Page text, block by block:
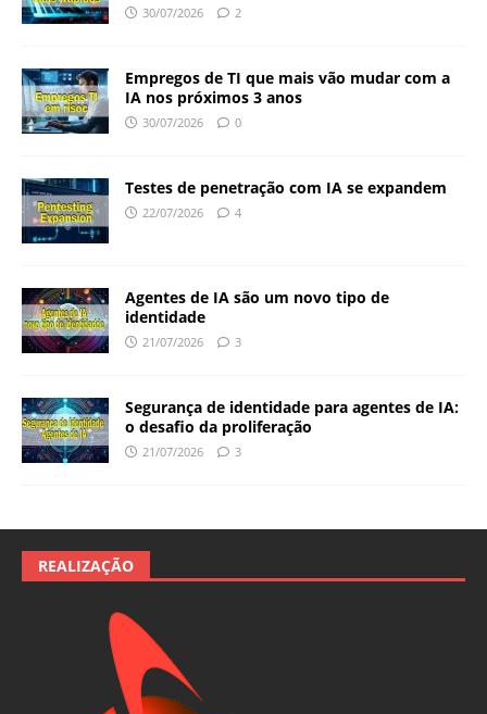
30/07/2026 2
Empregos de TI que mais vão mudar com a
IA nos próximos 3 anos
30/07/2026 0
Testes de penetração com IA se expandem
22/07/2026 4
Agentes de IA são um novo tipo de
identidade
21/07/2026 3
Segurança de identidade para agentes de IA:
o desafio da proliferação
21/07/2026 3
REALIZAÇÃO